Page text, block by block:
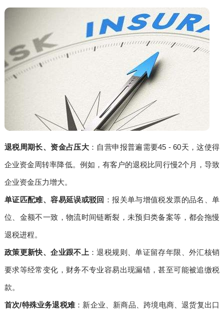
退税周期长、资金占压大 ：自营申报普遍需要45 - 60天，这使得
企业资金周转率降低。例如，有客户的退税比同行慢2个月，导致
企业资金压力增大。
单证匹配难、容易延误或驳回 ：报关单与增值税发票的品名、单
位、金额不一致，物流时间链断裂，未预归类备案等，都会拖慢
退税进程。
政策更新快、企业跟不上 ：退税规则、单证留存年限、外汇核销
要求等经常变化，财务不专业容易出现漏错，甚至可能被追缴税
款。
首次/特殊业务退税难 ：新企业、新商品、跨境电商、退货复出口